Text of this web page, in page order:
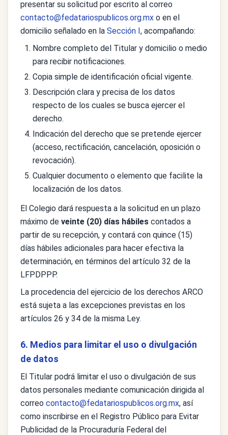
presentar su solicitud por escrito al correo
contacto@fedatariospublicos.org.mx o en el
domicilio señalado en la Sección I, acompañando:
Nombre completo del Titular y domicilio o medio
para recibir notificaciones.
Copia simple de identificación oficial vigente.
Descripción clara y precisa de los datos
respecto de los cuales se busca ejercer el
derecho.
Indicación del derecho que se pretende ejercer
(acceso, rectificación, cancelación, oposición o
revocación).
Cualquier documento o elemento que facilite la
localización de los datos.
El Colegio dará respuesta a la solicitud en un plazo
máximo de veinte (20) días hábiles contados a
partir de su recepción, y contará con quince (15)
días hábiles adicionales para hacer efectiva la
determinación, en términos del artículo 32 de la
LFPDPPP.
La procedencia del ejercicio de los derechos ARCO
está sujeta a las excepciones previstas en los
artículos 26 y 34 de la misma Ley.
6. Medios para limitar el uso o divulgación
de datos
El Titular podrá limitar el uso o divulgación de sus
datos personales mediante comunicación dirigida al
correo contacto@fedatariospublicos.org.mx, así
como inscribirse en el Registro Público para Evitar
Publicidad de la Procuraduría Federal del